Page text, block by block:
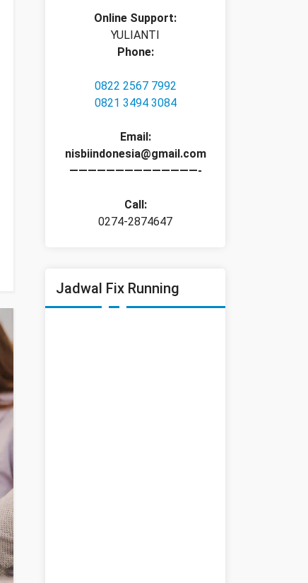
Online Support:
YULIANTI
Phone:
0822 2567 7992
0821 3494 3084
Email:
nisbiindonesia@gmail.com
——————————————-
Call:
0274-2874647
Jadwal Fix Running